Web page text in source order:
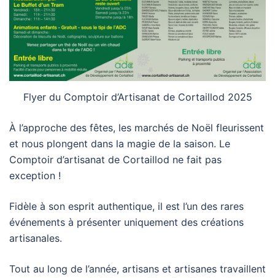
Flyer du Comptoir d’Artisanat de Cortaillod 2025
À l’approche des fêtes, les marchés de Noël fleurissent
et nous plongent dans la magie de la saison. Le
Comptoir d’artisanat de Cortaillod ne fait pas
exception !
Fidèle à son esprit authentique, il est l’un des rares
événements à présenter uniquement des créations
artisanales.
Tout au long de l’année, artisans et artisanes travaillent